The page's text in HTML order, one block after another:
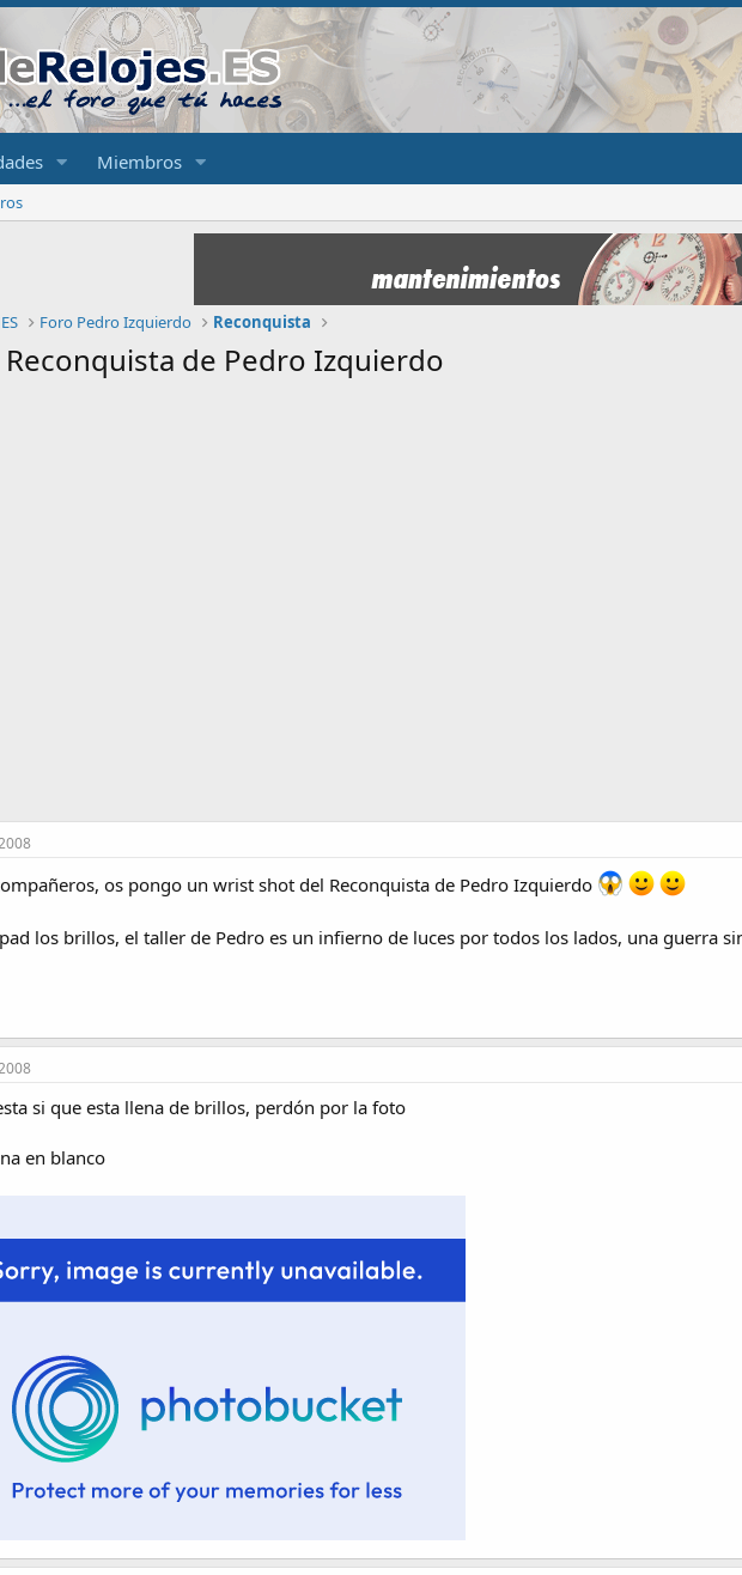
Miembros
Foro Pedro Izquierdo Reconquista
de Pedro Izquierdo
os pongo un wrist shot del Reconquista de Pedro Izquierdo
los brillos, el taller de Pedro es un infierno de luces por todos los lados, una guerra
si que esta llena de brillos, perdón por la foto
en blanco